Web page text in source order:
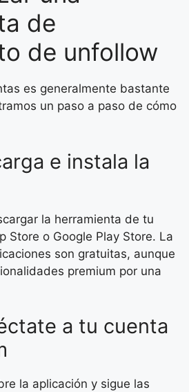
de
de unfollow
es generalmente bastante
un paso a paso de cómo
e instala la
la herramienta de tu
Store o Google Play Store. La
son gratuitas, aunque
premium por una
a tu cuenta
la aplicación y sigue las